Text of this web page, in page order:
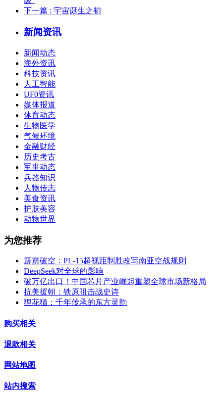
下一篇 : 宇宙诞生之初
新闻资讯
新闻动态
海外资讯
科技资讯
人工智能
UF0资讯
媒体报道
体育动态
生物医学
气候环境
金融财经
历史考古
军事动态
兵器知识
人物传志
美食资讯
护肤美容
动物世界
为您推荐
霹雳破空：PL-15超视距制胜改写南亚空战规则
DeepSeek对全球的影响
破万亿出口！中国芯片产业崛起重塑全球市场新格局
抗美援朝：铁原阻击战史诗
狸花猫：千年传承的东方灵韵
购买相关
退款相关
网站地图
站内搜索